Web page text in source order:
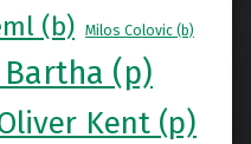
(b) Milos Colovic (b)
(p)
Kent (p)